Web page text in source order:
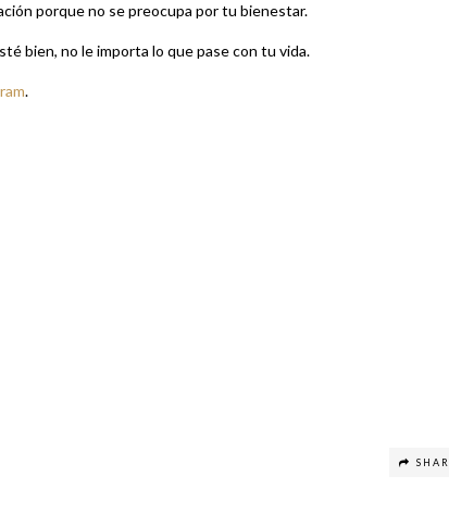
porque no se preocupa por tu bienestar.
bien, no le importa lo que pase con tu vida.
.